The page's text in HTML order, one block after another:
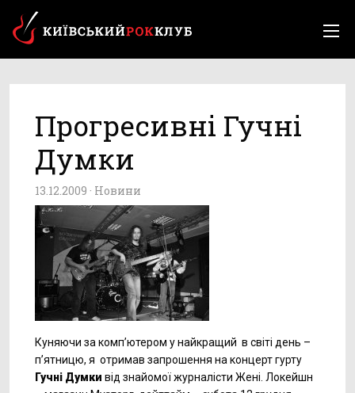
Прогресивні Гучні
Думки
13.12.2009 · Новини
Куняючи за комп’ютером у найкращий в світі день –
п’ятницю, я отримав запрошення на концерт гурту
Гучні Думки від знайомої журналісти Жені. Локейшн